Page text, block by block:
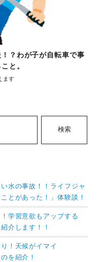
？わが子が自転車で事
と。
ます
検索
水の事故！！ライフジャ
とがあった！」体験談！
学習意欲もアップする
介します！！
！天候がイマイ
を紹介！